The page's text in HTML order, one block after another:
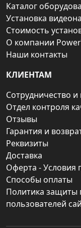
Каталог
Установка
Стоимость
О компании
Наши контакты
КЛИЕНТАМ
Сотрудничество
Отдел контроля
Отзывы
Гарантия и
Реквизиты
Доставка
Оферта - Условия
Способы оплаты
Политика
пользователей